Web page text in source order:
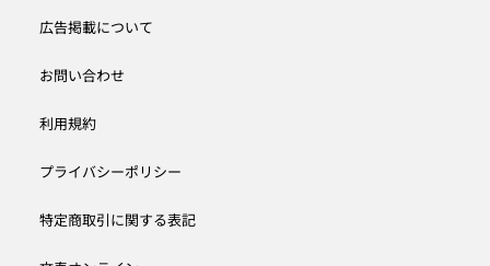
広告掲載について
お問い合わせ
利用規約
プライバシーポリシー
特定商取引に関する表記